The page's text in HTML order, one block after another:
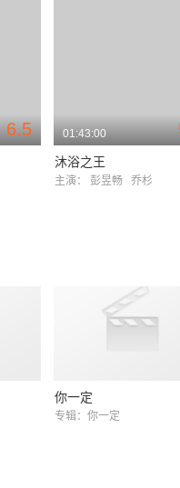
6.5 01:43:00
沐浴之王
主演： 彭昱畅 乔杉
你一定
专辑：你一定